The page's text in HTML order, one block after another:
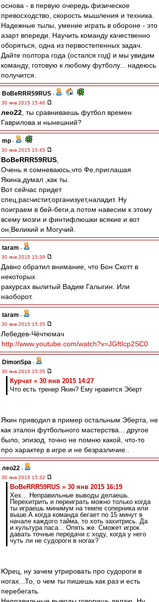
основа - в первую очередь физическое
превосходство, скорость мышления и техника.
Надежные тылы, умение играть в обороне - это
азарт впереди. Научить команду качественно
оборяться, одна из первостепенных задач.
Дайте полтора года (остался год) и мы увидим
команду, готовую к любому футболу... надеюсь
получится.
BoBeRRR59RUS -
30 янв 2015 15:46
лео22 , ты сравниваешь футбол времен
Гаврилова и нынешний?
mp -
30 янв 2015 15:45
BoBeRRR59RUS
Очень я сомневаюсь,что Фе,приглашая
Якина,думал ,как ты.
Вот сейчас придет
спец,расчистит,организует,наладит. Ну
поиграем в бей-беги,а потом навесим к этому
всему мозги и финтифлюшки всякие и вот
он,Великий и Могучий.
taram -
30 янв 2015 15:39
Давно обратил внимание, что Бон Скотт в
некоторых
ракурсах вылитый Вадим Галыгин. Или
наоборот.
taram -
30 янв 2015 15:35
Лебедев-Чёчтюмач
http://www.youtube.com/watch?v=JGftIcp2SC0
DimonSpa -
30 янв 2015 15:35
Курчат » 30 янв 2015 14:27
Что есть тренер Якин? Ему нравится Эберт
Якин приводил в пример остальным Эберта, не
как эталон футбольного мастерства... другое
было, эпизод, точно не помню какой, что-то
про характер в игре и не безразличие..
лео22 -
30 янв 2015 15:32
BoBeRRR59RUS » 30 янв 2015 16:19
Хех... Неправильные выводы делаешь.
Перехитрить и переиграть можно только когда
ты играешь минимум на темпе соперника или
выше.А когда команда бегает по 15 минут в
начале каждого тайма, то хоть захитрись. Да
и культура паса... Опять же. Сможет игрок
давать точные передачи с ходу, когда у него
чуть ли не судороги в ногах?
Юрец, ну зачем утрировать про судороги в
ногах...То, о чем ты пишешь как раз и есть
перебегать.